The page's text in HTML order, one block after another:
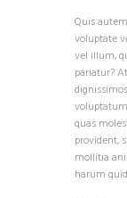
Quis
voluptate
vel illum,
pariatur?
quas
provident,
mollitia
harum